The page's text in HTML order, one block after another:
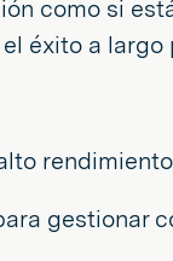
como si
éxito a largo
gestionar